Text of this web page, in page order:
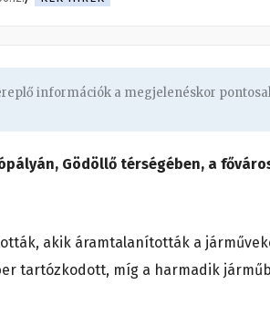
információk a megjelenéskor
Gödöllő térségében, a
akik áramtalanították a
tartózkodott, míg a harmadik